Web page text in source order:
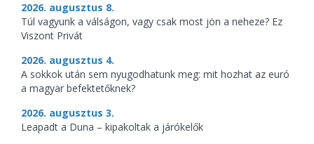
2026. augusztus 8.
Túl vagyunk a válságon, vagy csak most jön a neheze? Ez
Viszont Privát
2026. augusztus 4.
A sokkok után sem nyugodhatunk meg: mit hozhat az euró
a magyar befektetőknek?
2026. augusztus 3.
Leapadt a Duna – kipakoltak a járókelők